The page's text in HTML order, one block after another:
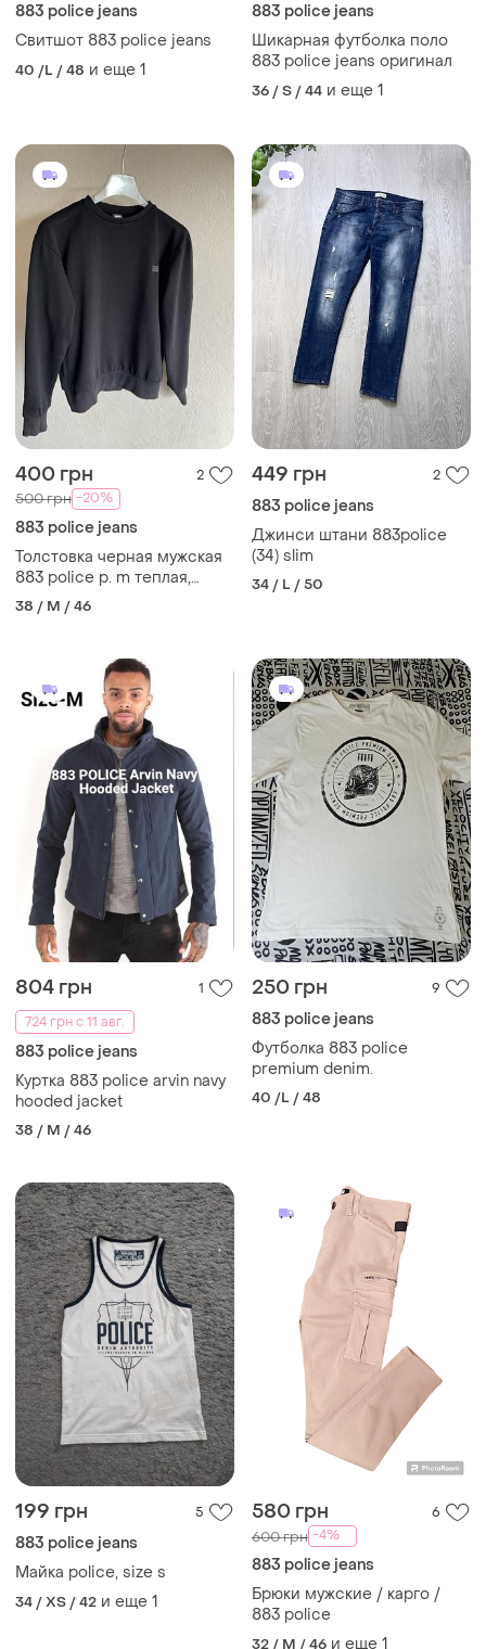
883 police jeans
Свитшот 883 police jeans
40 /L / 48 и еще 1
883 police jeans
Шикарная футболка поло
883 police jeans оригинал
36 / S / 44 и еще 1
400 грн 2
500 грн -20%
883 police jeans
Толстовка черная мужская
883 police p. m теплая,
трехнитка
38 / M / 46
449 грн 2
883 police jeans
Джинси штани 883police
(34) slim
34 / L / 50
804 грн
1
724 грн с 11 авг.
883 police jeans
Куртка 883 police arvin navy
hooded jacket
38 / M / 46
250 грн 9
883 police jeans
Футболка 883 police
premium denim.
40 /L / 48
199 грн 5
883 police jeans
Майка police, size s
34 / XS / 42 и еще 1
580 грн 6
600 грн -4%
883 police jeans
Брюки мужские / карго /
883 police
32 / M / 46 и еще 1